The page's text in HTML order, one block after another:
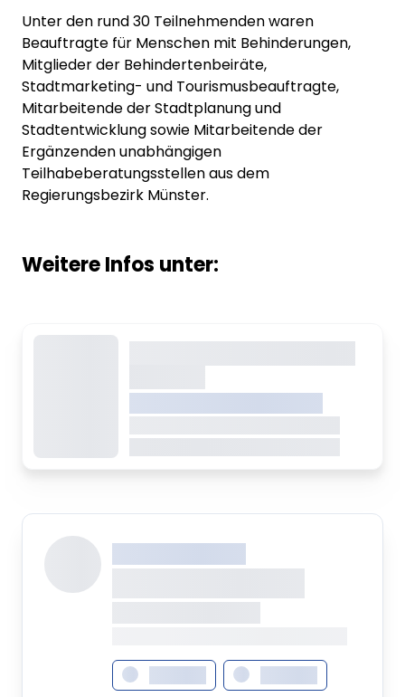
Unter den rund 30 Teilnehmenden waren
Beauftragte für Menschen mit Behinderungen,
Mitglieder der Behindertenbeiräte,
Stadtmarketing- und Tourismusbeauftragte,
Mitarbeitende der Stadtplanung und
Stadtentwicklung sowie Mitarbeitende der
Ergänzenden unabhängigen
Teilhabeberatungsstellen aus dem
Regierungsbezirk Münster.
Weitere Infos unter: